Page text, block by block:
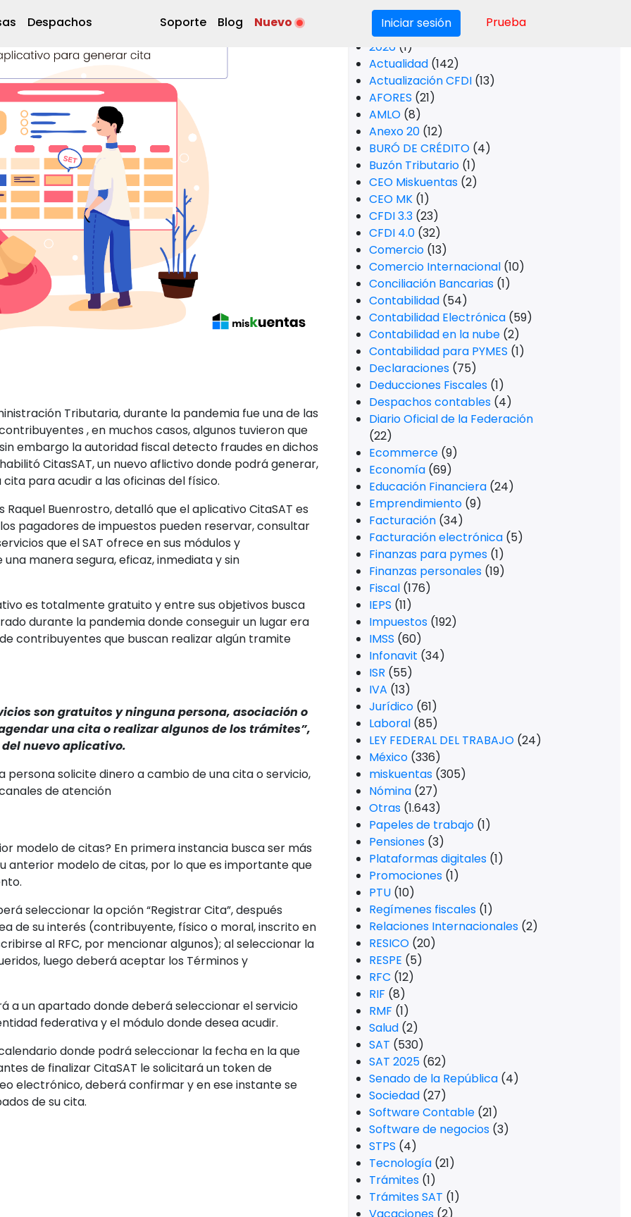
Despachos Soporte Blog Nuevo Iniciar sesión Prueba
CITA CON EL SAT
comentarios
Tributaria, durante la pandemia fue una de las
, en muchos casos, algunos tuvieron que
para acudir a las oficinas del físico.
Buenrostro, detalló que el aplicativo CitaSAT es
pagadores de impuestos pueden reservar, consultar
que el SAT ofrece en sus módulos y
manera segura, eficaz, inmediata y sin
es totalmente gratuito y entre sus objetivos busca
durante la pandemia donde conseguir un lugar era
contribuyentes que buscan realizar algún tramite
son gratuitos y ninguna persona, asociación o
una cita o realizar algunos de los trámites”,
nuevo aplicativo.
persona solicite dinero a cambio de una cita o servicio,
de atención
modelo de citas? En primera instancia busca ser más
anterior modelo de citas, por lo que es importante que
Últimas Noticias
Automatización Contable para
Despachos Fiscales: La Clave
para una Gestión Más Eficiente
¿Qué es el Buzón Tributario y
para qué sirve? Guía completa
2026
Categorías
2026(1)
Actualidad(142)
Actualización CFDI(13)
AFORES(21)
AMLO(8)
Anexo 20(12)
BURÓ DE CRÉDITO(4)
Buzón Tributario(1)
CEO Miskuentas (2)
CEO MK
CFDI 3.3(23)
CFDI 4.0(32)
Comercio(13)
Comercio Internacional
(10)
Conciliación Bancarias
Contabilidad (54)
Contabilidad Electrónica (59)
Contabilidad en la nube(2)
Contabilidad para PYMES
Declaraciones
Deducciones Fiscales
Despachos contables
Diario Oficial de la Federación
(22)
Ecommerce
Economía(69)
Educación Financiera
Emprendimiento (9)
Facturación(34)
Facturación electrónica
Finanzas para pymes
Finanzas personales
Fiscal(176)
IEPS(11)
Impuestos(192)
IMSS(60)
Infonavit
ISR(55)
IVA(13)
Jurídico(61)
Laboral(85)
LEY FEDERAL DEL TRABAJO
México (336)
miskuentas
Nómina(27)
Otras(1.643)
Papeles de trabajo
Pensiones(3)
Plataformas digitales
Promociones(1)
PTU(10)
Regímenes fiscales
Relaciones Internacionales
RESICO(20)
RESPE(5)
RFC(12)